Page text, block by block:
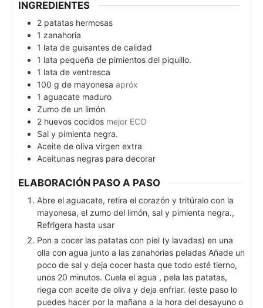
INGREDIENTES
2 patatas hermosas
1 zanahoria
1 lata de guisantes de calidad
1 lata pequeña de pimientos del piquillo.
1 lata de ventresca
100 g de mayonesa apróx
1 aguacate maduro
Zumo de un limón
2 huevos cocidos mejor ECO
Sal y pimienta negra.
Aceite de oliva virgen extra
Aceitunas negras para decorar
ELABORACIÓN PASO A PASO
Abre el aguacate, retira el corazón y tritúralo con la
mayonesa, el zumo del limón, sal y pimienta negra.,
Refrigera hasta usar
Pon a cocer las patatas con piel (y lavadas) en una
olla con agua junto a las zanahorias peladas Añade un
poco de sal y deja cocer hasta que todo esté tierno,
unos 20 minutos. Cuela el agua , pela las patatas,
riega con aceite de oliva y deja enfriar. (este paso lo
puedes hacer por la mañana a la hora del desayuno o